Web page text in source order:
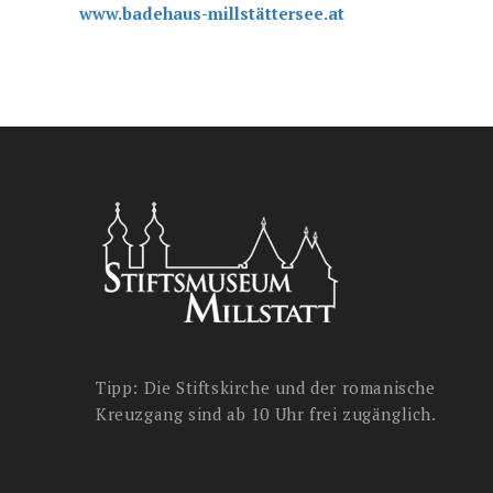
www.badehaus-millstättersee.at
Tipp: Die Stiftskirche und der romanische
Kreuzgang sind ab 10 Uhr frei zugänglich.